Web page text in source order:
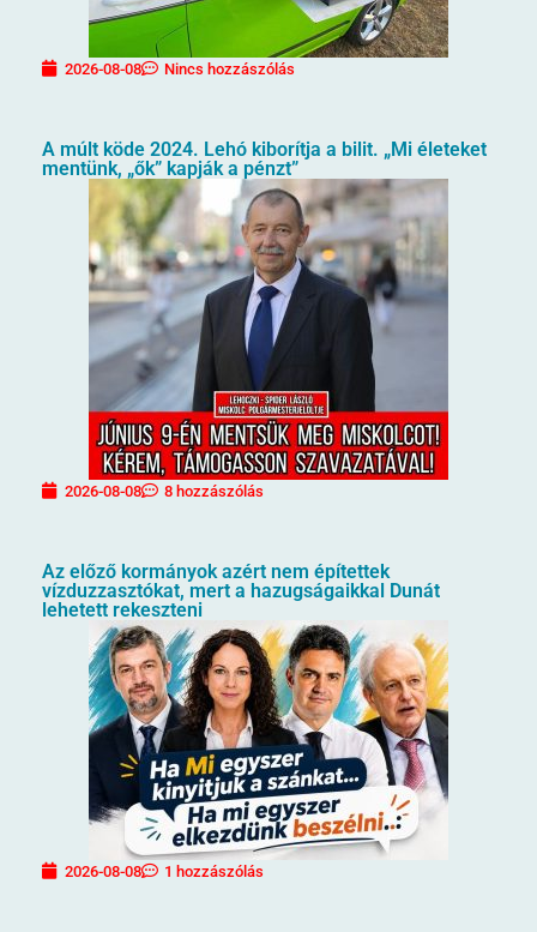
2026-08-08 Nincs hozzászólás
A múlt köde 2024. Lehó kiborítja a bilit. „Mi életeket
mentünk, „ők” kapják a pénzt”
2026-08-08 8 hozzászólás
Az előző kormányok azért nem építettek
vízduzzasztókat, mert a hazugságaikkal Dunát
lehetett rekeszteni
2026-08-08 1 hozzászólás